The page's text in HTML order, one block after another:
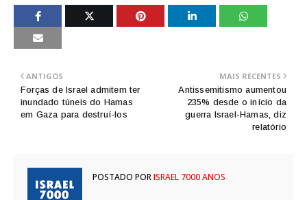
MAIS RECENTES
Antissemitismo aumentou
235% desde o início da
guerra Israel-Hamas, diz
relatório
ANTIGOS
Forças de Israel admitem ter
inundado túneis do Hamas
em Gaza para destruí-los
POSTADO PORISRAEL 7000 ANOS